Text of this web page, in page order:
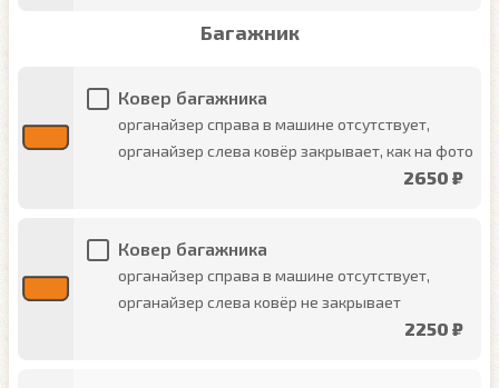
Багажник
Ковер багажника
органайзер справа в машине отсутствует,
органайзер слева ковёр закрывает, как на фото
2650 ₽
Ковер багажника
органайзер справа в машине отсутствует,
органайзер слева ковёр не закрывает
2250 ₽